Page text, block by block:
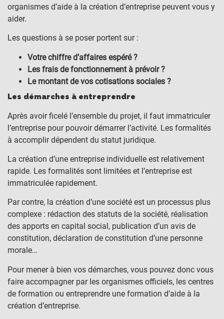
organismes d’aide à la création d’entreprise peuvent vous y
aider.
Les questions à se poser portent sur :
Votre chiffre d’affaires espéré ?
Les frais de fonctionnement à prévoir ?
Le montant de vos cotisations sociales ?
Les démarches à entreprendre
Après avoir ficelé l’ensemble du projet, il faut immatriculer
l’entreprise pour pouvoir démarrer l’activité. Les formalités
à accomplir dépendent du statut juridique.
La création d’une entreprise individuelle est relativement
rapide. Les formalités sont limitées et l’entreprise est
immatriculée rapidement.
Par contre, la création d’une société est un processus plus
complexe : rédaction des statuts de la société, réalisation
des apports en capital social, publication d’un avis de
constitution, déclaration de constitution d’une personne
morale…
Pour mener à bien vos démarches, vous pouvez donc vous
faire accompagner par les organismes officiels, les centres
de formation ou entreprendre une formation d’aide à la
création d’entreprise.